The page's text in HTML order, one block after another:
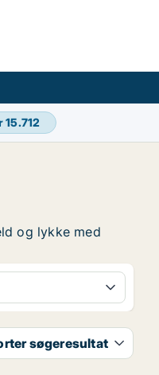
15.712
og lykke med
søgeresultat